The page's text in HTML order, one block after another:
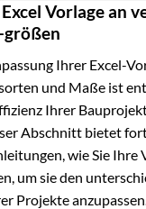
Vorlage an
größen
Ihrer Excel-
und Maße ist
Ihrer
Abschnitt bietet
wie Sie Ihre
um sie den
Projekte